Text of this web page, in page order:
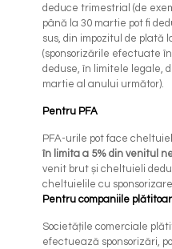
deduce trimestrial (de
până la 30 martie pot fi
sus, din impozitul de plată
(sponsorizările efectuate
deduse, în limitele legale,
martie al anului următor).
Pentru PFA
PFA-urile pot face
în limita a 5% din venitul
venit brut și cheltuieli
cheltuielile cu
Pentru companiile
Societățile comerciale
efectuează sponsorizări,